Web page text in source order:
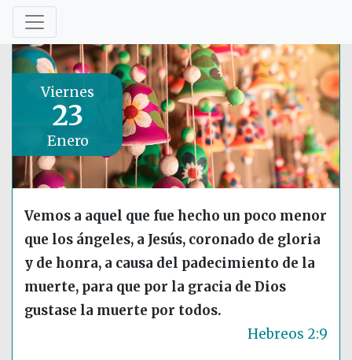
Viernes
23
Enero
Vemos a aquel que fue hecho un poco menor
que los ángeles, a Jesús, coronado de gloria
y de honra, a causa del padecimiento de la
muerte, para que por la gracia de Dios
gustase la muerte por todos.
Hebreos 2:9